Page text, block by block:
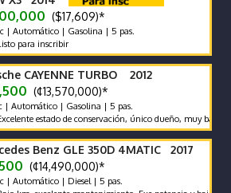
($17,609)*
| Automático | Gasolina | 5 pas.
inscribir
CAYENNE TURBO 2012
(¢13,570,000)*
| Automático | Gasolina | 5 pas.
estado de conservación, único dueño, muy bajo km,
Benz GLE 350D 4MATIC 2017
(¢14,490,000)*
| Automático | Diesel | 5 pas.